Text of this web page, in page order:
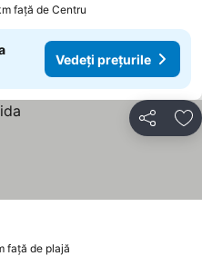
faţă de Centru
Vedeți prețurile
Distribuiți
față de plajă